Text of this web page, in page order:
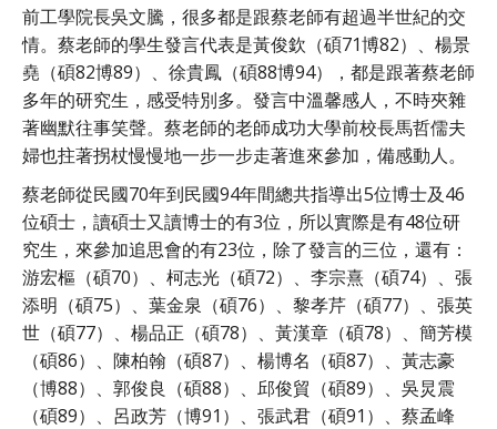
前工學院長吳文騰，很多都是跟蔡老師有超過半世紀的交
情。蔡老師的學生發言代表是黃俊欽（碩71博82）、楊景
堯（碩82博89）、徐貴鳳（碩88博94），都是跟著蔡老師
多年的研究生，感受特別多。發言中溫馨感人，不時夾雜
著幽默往事笑聲。蔡老師的老師成功大學前校長馬哲儒夫
婦也拄著拐杖慢慢地一步一步走著進來參加，備感動人。
蔡老師從民國70年到民國94年間總共指導出5位博士及46
位碩士，讀碩士又讀博士的有3位，所以實際是有48位研
究生，來參加追思會的有23位，除了發言的三位，還有：
游宏樞（碩70）、柯志光（碩72）、李宗熹（碩74）、張
添明（碩75）、葉金泉（碩76）、黎孝芹（碩77）、張英
世（碩77）、楊品正（碩78）、黃漢章（碩78）、簡芳模
（碩86）、陳柏翰（碩87）、楊博名（碩87）、黃志豪
（博88）、郭俊良（碩88）、邱俊貿（碩89）、吳炅震
（碩89）、呂政芳（博91）、張武君（碩91）、蔡孟峰